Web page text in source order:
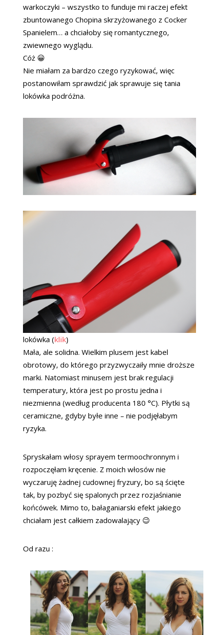
warkoczyki – wszystko to funduje mi raczej efekt
zbuntowanego Chopina skrzyżowanego z Cocker
Spanielem… a chciałoby się romantycznego,
zwiewnego wyglądu.
Cóż 😀
Nie miałam za bardzo czego ryzykować, więc
postanowiłam sprawdzić jak sprawuje się tania
lokówka podróżna.
lokówka (klik)
Mała, ale solidna. Wielkim plusem jest kabel
obrotowy, do którego przyzwyczaiły mnie droższe
marki. Natomiast minusem jest brak regulacji
temperatury, która jest po prostu jedna i
niezmienna (według producenta 180 °C). Płytki są
ceramiczne, gdyby byłe inne – nie podjęłabym
ryzyka.
Spryskałam włosy sprayem termoochronnym i
rozpoczęłam kręcenie. Z moich włosów nie
wyczaruję żadnej cudownej fryzury, bo są ścięte
tak, by pozbyć się spalonych przez rozjaśnianie
końcówek. Mimo to, bałaganiarski efekt jakiego
chciałam jest całkiem zadowalający 😉
Od razu :